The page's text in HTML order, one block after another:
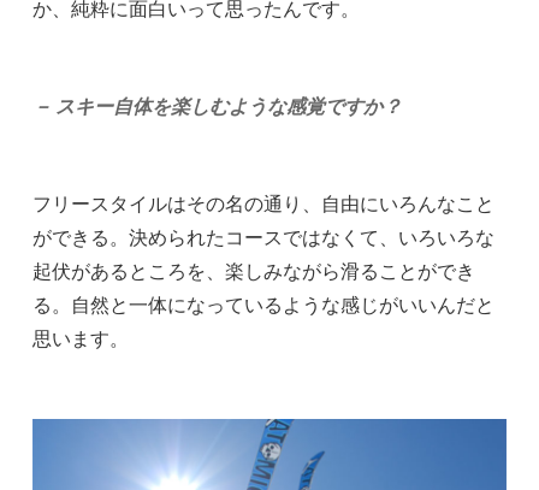
か、純粋に面白いって思ったんです。
－ スキー自体を楽しむような感覚ですか？
フリースタイルはその名の通り、自由にいろんなこと
ができる。決められたコースではなくて、いろいろな
起伏があるところを、楽しみながら滑ることができ
る。自然と一体になっているような感じがいいんだと
思います。